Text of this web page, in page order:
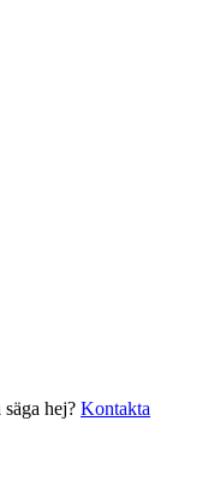
hej? Kontakta